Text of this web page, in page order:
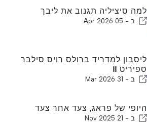
למה סיציליה תגנוב את ליבך
ב - 05 Apr 2026
ליסבון למדריד ברולס רויס סילבר
ספיריט ll
ב - 31 Mar 2026
היופי של פראג, צעד אחר צעד
ב - 21 Nov 2025